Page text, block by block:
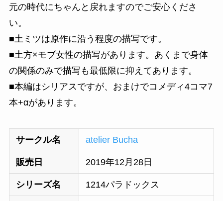
元の時代にちゃんと戻れますのでご安心くださ
い。
■土ミツは原作に沿う程度の描写です。
■土方×モブ女性の描写があります。あくまで身体
の関係のみで描写も最低限に抑えてあります。
■本編はシリアスですが、おまけでコメディ4コマ7
本+αがあります。
サークル名 atelier Bucha
販売日 2019年12月28日
シリーズ名 1214パラドックス